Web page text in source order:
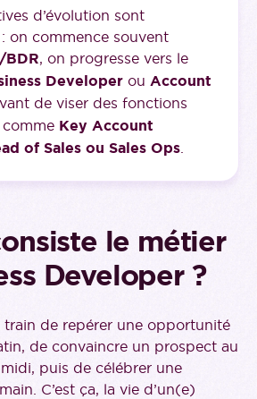
d’évolution sont
on commence souvent
BDR, on progresse vers le
Developer ou Account
de viser des fonctions
Key Account
of Sales ou Sales Ops
le métier
Developer ?
train de repérer une opportunité
de convaincre un prospect au
puis de célébrer une
C’est ça, la vie d’un(e)